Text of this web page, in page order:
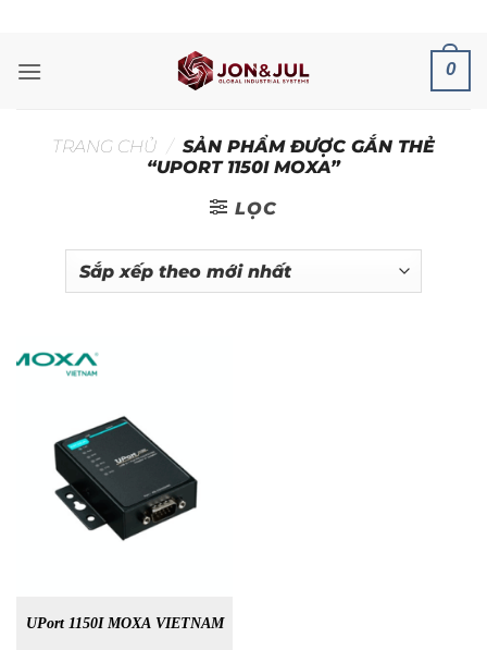
nội
0
TRANG CHỦ / SẢN PHẨM ĐƯỢC GẮN THẺ
“UPORT 1150I MOXA”
LỌC
UPort 1150I MOXA VIETNAM